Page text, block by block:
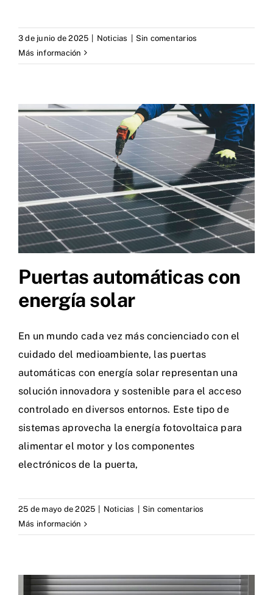
3 de junio de 2025 Noticias
Sin comentarios
Más información
Puertas automáticas con
energía solar
En un mundo cada vez más concienciado con el
cuidado del medioambiente, las puertas
automáticas con energía solar representan una
solución innovadora y sostenible para el acceso
controlado en diversos entornos. Este tipo de
sistemas aprovecha la energía fotovoltaica para
alimentar el motor y los componentes
electrónicos de la puerta,
25 de mayo de 2025 Noticias
Sin comentarios
Más información